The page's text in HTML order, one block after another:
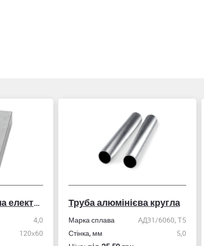
Труба нержавіюча електрозварна профільна
4,0
120х60
Труба алюмінієва кругла
Марка сплава
АД31/6060, Т5
Стінка, мм
5,0